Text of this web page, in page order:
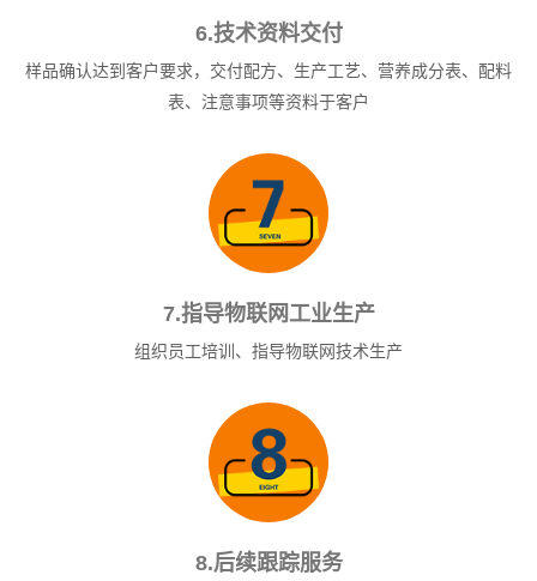
6.技术资料交付
样品确认达到客户要求，交付配方、生产工艺、营养成分表、配料
表、注意事项等资料于客户
7.指导物联网工业生产
组织员工培训、指导物联网技术生产
8.后续跟踪服务